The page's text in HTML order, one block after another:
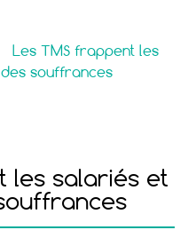
Les TMS frappent les
souffrances
les salariés et